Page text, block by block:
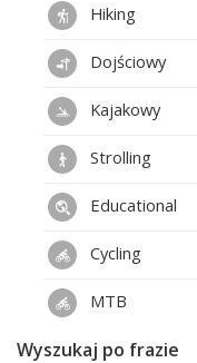
Hiking
Dojściowy
Kajakowy
Strolling
Educational
Cycling
MTB
Wyszukaj po frazie